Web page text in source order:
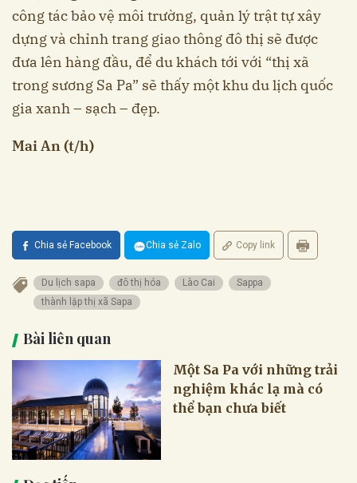
công tác bảo vệ môi trường, quản lý trật tự xây
dựng và chỉnh trang giao thông đô thị sẽ được
đưa lên hàng đầu, để du khách tới với “thị xã
trong sương Sa Pa” sẽ thấy một khu du lịch quốc
gia xanh – sạch – đẹp.
Mai An (t/h)
Chia sẻ Facebook Chia sẻ Zalo Copy link
Du lịch sapa đô thị hóa Lào Cai
Sappa
thành lập thị xã Sapa
Bài liên quan
Một Sa Pa với những trải
nghiệm khác lạ mà có
thể bạn chưa biết